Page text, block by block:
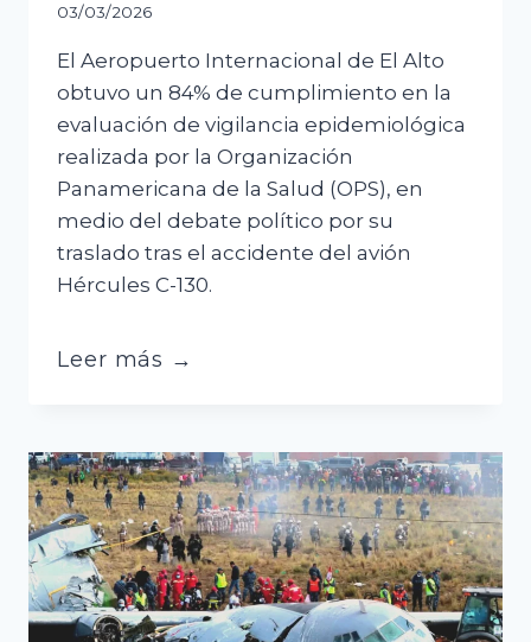
03/03/2026
El Aeropuerto Internacional de El Alto
obtuvo un 84% de cumplimiento en la
evaluación de vigilancia epidemiológica
realizada por la Organización
Panamericana de la Salud (OPS), en
medio del debate político por su
traslado tras el accidente del avión
Hércules C-130.
Leer más →
OPS
sanitaria
del
Aeropuerto
de
El
Alto